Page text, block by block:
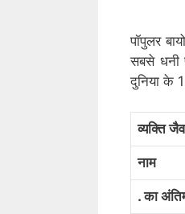
पॉपुलर
सबसे धनी
दुनिया के
व्यक्ति जैव
नाम
. का